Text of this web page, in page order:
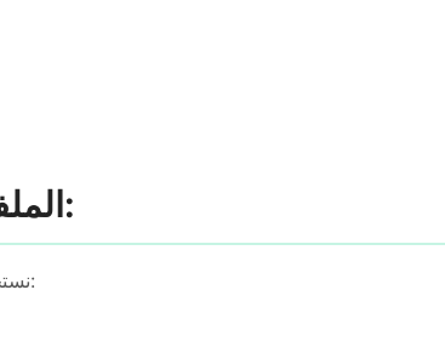
3. الملفات تعريف الارتباط والتتبع:
نستخدم ملفات تعريف الارتباط وتقنيات التتبع المماثلة لـ: